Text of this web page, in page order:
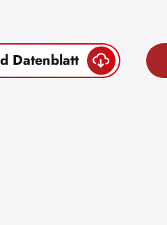
Datenblatt